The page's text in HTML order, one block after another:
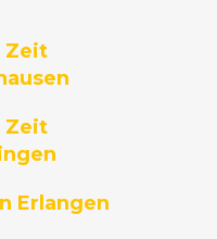
Zeit
Zeit
Erlangen